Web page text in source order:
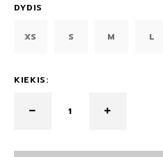
DYDIS
XS S M L
KIEKIS: